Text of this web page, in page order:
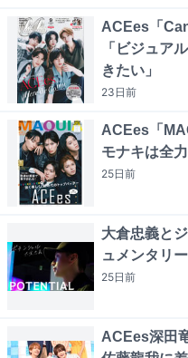
ACEes「
「ビジュア
きたい」
23日前
ACEes「
モナキは全
25日前
大倉忠義と
ュメンタリ
25日前
ACEes深田